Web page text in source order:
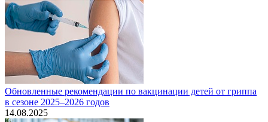
Обновленные рекомендации по вакцинации детей от гриппа
в сезоне 2025–2026 годов
14.08.2025